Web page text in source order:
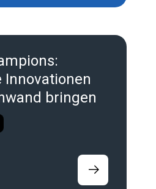
Innovationen
bringen